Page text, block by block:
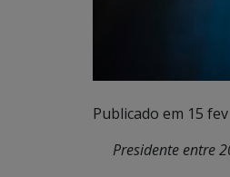
Publicado em 15
Presidente entre